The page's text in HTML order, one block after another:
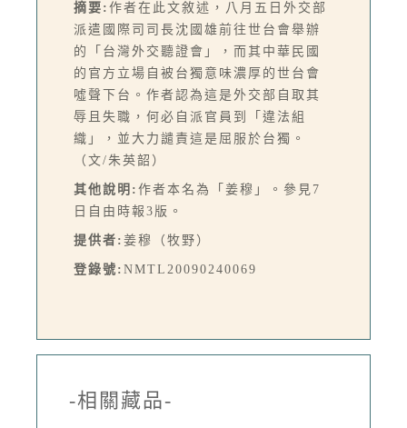
摘要: 作者在此文敘述，八月五日外交部
派遣國際司司長沈國雄前往世台會舉辦
的「台灣外交聽證會」，而其中華民國
的官方立場自被台獨意味濃厚的世台會
噓聲下台。作者認為這是外交部自取其
辱且失職，何必自派官員到「違法組
織」，並大力譴責這是屈服於台獨。
（文/朱英韶）
其他說明: 作者本名為「姜穆」。參見7
日自由時報3版。
提供者: 姜穆（牧野）
登錄號: NMTL20090240069
-相關藏品-